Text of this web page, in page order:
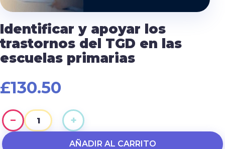
Identificar y apoyar los
trastornos del TGD en las
escuelas primarias
£130.50
−
Identificar+
AÑADIR AL CARRITO